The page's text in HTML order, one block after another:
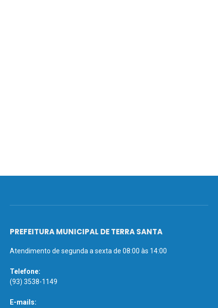
PREFEITURA MUNICIPAL DE TERRA SANTA
Atendimento de segunda a sexta de 08:00 às 14:00
Telefone:
(93) 3538-1149
E-mails: